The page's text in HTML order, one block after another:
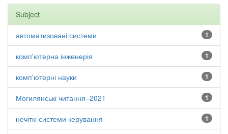
Subject
1
автоматизовані системи
1
комп'ютерна інженерія
1
комп'ютерні науки
1
Могилянські читання–2021
1
нечіткі системи керування